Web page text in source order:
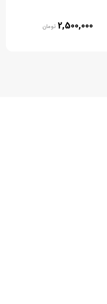
2,500,000 تومان